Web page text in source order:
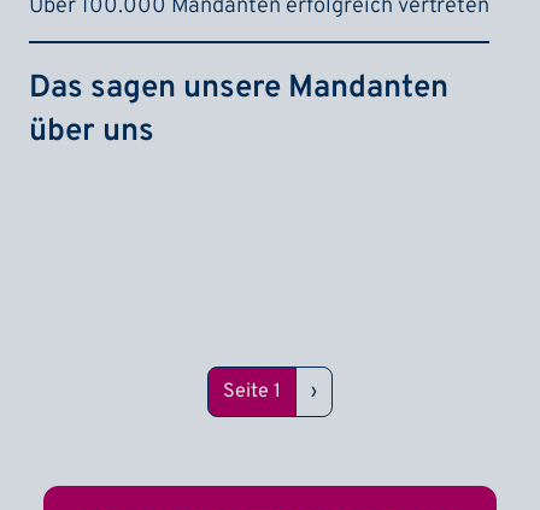
Über 100.000 Mandanten erfolgreich vertreten
Das sagen unsere Mandanten
über uns
Seitennummerierung
Seite 1 Nächste Seite
›